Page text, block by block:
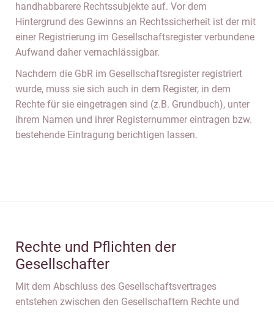
handhabbarere Rechtssubjekte auf. Vor dem
Hintergrund des Gewinns an Rechtssicherheit ist der mit
einer Registrierung im Gesellschaftsregister verbundene
Aufwand daher vernachlässigbar.
Nachdem die GbR im Gesellschaftsregister registriert
wurde, muss sie sich auch in dem Register, in dem
Rechte für sie eingetragen sind (z.B. Grundbuch), unter
ihrem Namen und ihrer Registernummer eintragen bzw.
bestehende Eintragung berichtigen lassen.
Rechte und Pflichten der
Gesellschafter
Mit dem Abschluss des Gesellschaftsvertrages
entstehen zwischen den Gesellschaftern Rechte und